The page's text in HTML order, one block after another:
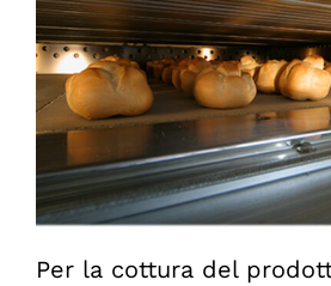
Per la cottura del